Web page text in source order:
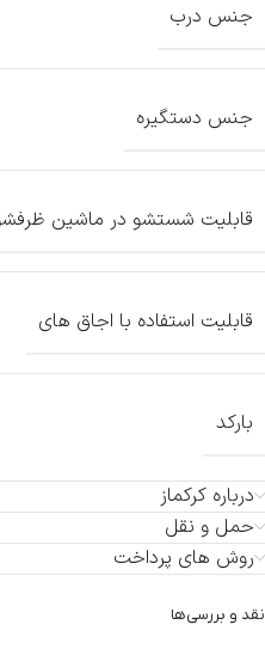
جنس درب
جنس دستگیره
قابلیت شستشو در ماشین
قابلیت استفاده با اجاق های
بارکد
درباره کرکماز
حمل و نقل
روش های پرداخت
نقد و بررسی‌ها